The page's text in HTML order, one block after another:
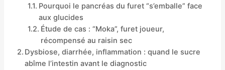
Pourquoi le pancréas du furet “s’emballe” face
aux glucides
Étude de cas : “Moka”, furet joueur,
récompensé au raisin sec
Dysbiose, diarrhée, inflammation : quand le sucre
abîme l’intestin avant le diagnostic